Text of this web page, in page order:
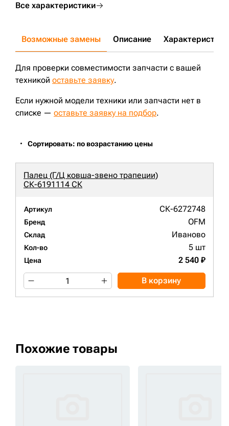
Все характеристики
Возможные замены Описание Характеристики
Для проверки совместимости запчасти с вашей
техникой оставьте заявку.
Если нужной модели техники или запчасти нет в
списке — оставьте заявку на подбор.
Сортировать: по возрастанию цены
Палец (Г/Ц ковша-звено трапеции)
СК-6191114 СК
Артикул СК-6272748
Бренд OFM
Склад Иваново
Кол-во 5 шт
Цена 2 540 ₽
В корзину
Похожие товары